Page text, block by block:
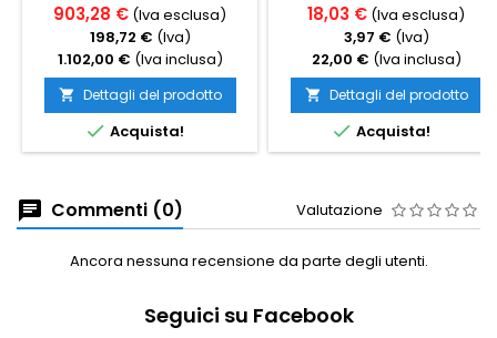
903,28 € (Iva esclusa)
198,72 € (Iva)
1.102,00 € (Iva inclusa)
 Dettagli del prodotto
 Acquista!
18,03 € (Iva esclusa)
3,97 € (Iva)
22,00 € (Iva inclusa)
 Dettagli del prodotto
 Acquista!
Commenti (0) Valutazione
Ancora nessuna recensione da parte degli utenti.
Seguici su Facebook